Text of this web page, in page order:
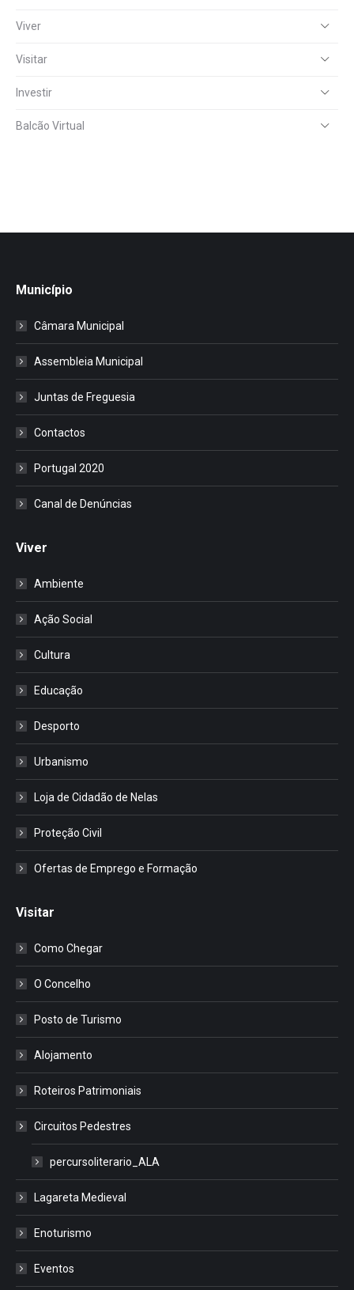
Viver
Visitar
Investir
Balcão Virtual
Município
Câmara Municipal
Assembleia Municipal
Juntas de Freguesia
Contactos
Portugal 2020
Canal de Denúncias
Viver
Ambiente
Ação Social
Cultura
Educação
Desporto
Urbanismo
Loja de Cidadão de Nelas
Proteção Civil
Ofertas de Emprego e Formação
Visitar
Como Chegar
O Concelho
Posto de Turismo
Alojamento
Roteiros Patrimoniais
Circuitos Pedestres
percursoliterario_ALA
Lagareta Medieval
Enoturismo
Eventos